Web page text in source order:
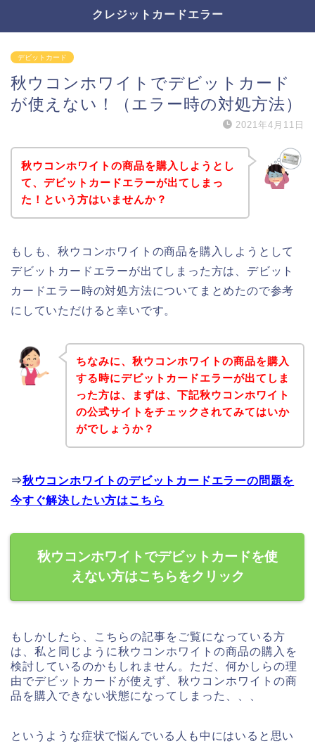
クレジットカードエラー
デビットカード
秋ウコンホワイトでデビットカード
が使えない！（エラー時の対処方法）
2021年4月11日
秋ウコンホワイトの商品を購入しようとし
て、デビットカードエラーが出てしまっ
た！という方はいませんか？
もしも、秋ウコンホワイトの商品を購入しようとして
デビットカードエラーが出てしまった方は、デビット
カードエラー時の対処方法についてまとめたので参考
にしていただけると幸いです。
ちなみに、秋ウコンホワイトの商品を購入
する時にデビットカードエラーが出てしま
った方は、まずは、下記秋ウコンホワイト
の公式サイトをチェックされてみてはいか
がでしょうか？
⇒秋ウコンホワイトのデビットカードエラーの問題を
今すぐ解決したい方はこちら
秋ウコンホワイトでデビットカードを使
えない方はこちらをクリック
もしかしたら、こちらの記事をご覧になっている方
は、私と同じように秋ウコンホワイトの商品の購入を
検討しているのかもしれません。ただ、何かしらの理
由でデビットカードが使えず、秋ウコンホワイトの商
品を購入できない状態になってしまった、、、
というような症状で悩んでいる人も中にはいると思い